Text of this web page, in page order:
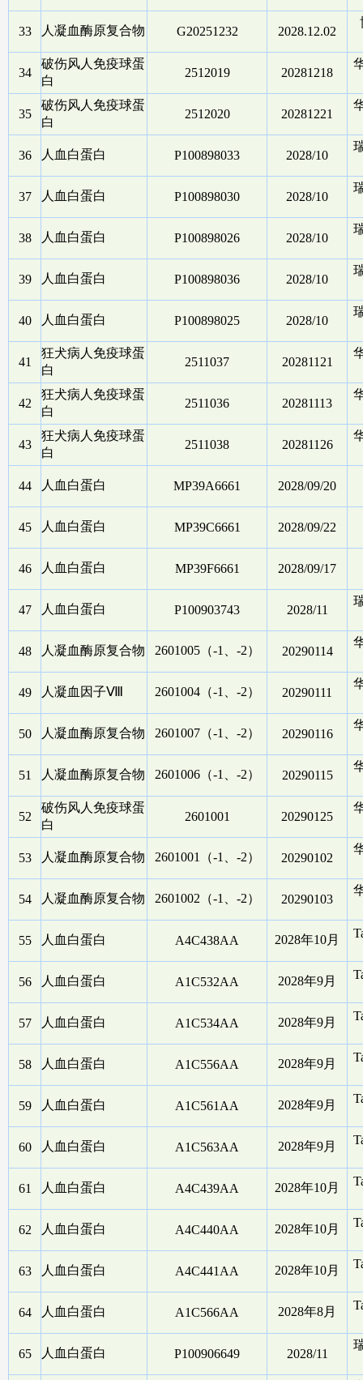
33 人凝血酶原复合物 G20251232 2028.12.02
34
破伤风人免疫球蛋
白
2512019 20281218
35
破伤风人免疫球蛋
白
2512020 20281221
36 人血白蛋白 P100898033 2028/10
37 人血白蛋白 P100898030 2028/10
38 人血白蛋白 P100898026 2028/10
39 人血白蛋白 P100898036 2028/10
40 人血白蛋白 P100898025 2028/10
41
狂犬病人免疫球蛋
白
2511037 20281121
42
狂犬病人免疫球蛋
白
2511036 20281113
43
狂犬病人免疫球蛋
白
2511038 20281126
44 人血白蛋白 MP39A6661 2028/09/20
45 人血白蛋白 MP39C6661 2028/09/22
46 人血白蛋白 MP39F6661 2028/09/17
47 人血白蛋白 P100903743 2028/11
48 人凝血酶原复合物 2601005（-1、-2） 20290114
49 人凝血因子Ⅷ 2601004（-1、-2） 20290111
50 人凝血酶原复合物 2601007（-1、-2） 20290116
51 人凝血酶原复合物 2601006（-1、-2） 20290115
52
破伤风人免疫球蛋
白
2601001 20290125
53 人凝血酶原复合物 2601001（-1、-2） 20290102
54 人凝血酶原复合物 2601002（-1、-2） 20290103
55 人血白蛋白 A4C438AA 2028年10月
56 人血白蛋白 A1C532AA 2028年9月
57 人血白蛋白 A1C534AA 2028年9月
58 人血白蛋白 A1C556AA 2028年9月
59 人血白蛋白 A1C561AA 2028年9月
60 人血白蛋白 A1C563AA 2028年9月
61 人血白蛋白 A4C439AA 2028年10月
62 人血白蛋白 A4C440AA 2028年10月
63 人血白蛋白 A4C441AA 2028年10月
64 人血白蛋白 A1C566AA 2028年8月
65 人血白蛋白 P100906649 2028/11